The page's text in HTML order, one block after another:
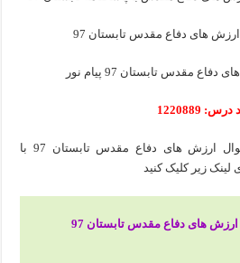
های دفاع مقدس تابستان 97
مقدس تابستان 97 پیام نور
1220889
برای دانلود رایگان نمونه سوال ارزش های دفاع مقدس تابستان 97 با
ارزش های دفاع مقدس تابستان 97